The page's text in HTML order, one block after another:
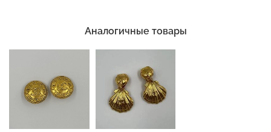
Аналогичные товары